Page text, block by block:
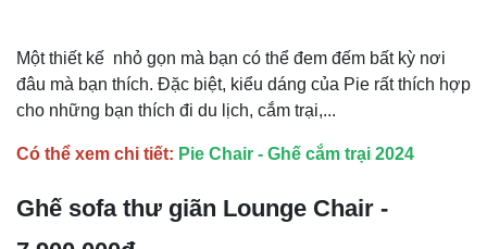
Một thiết kế nhỏ gọn mà bạn có thể đem đếm bất kỳ nơi
đâu mà bạn thích. Đặc biệt, kiểu dáng của Pie rất thích hợp
cho những bạn thích đi du lịch, cắm trại,...
Có thể xem chi tiết: Pie Chair - Ghế cắm trại 2024
Ghế sofa thư giãn Lounge Chair -